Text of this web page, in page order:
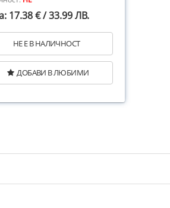
17.38 € / 33.99 ЛВ.
НЕ Е В НАЛИЧНОСТ
ДОБАВИ В ЛЮБИМИ